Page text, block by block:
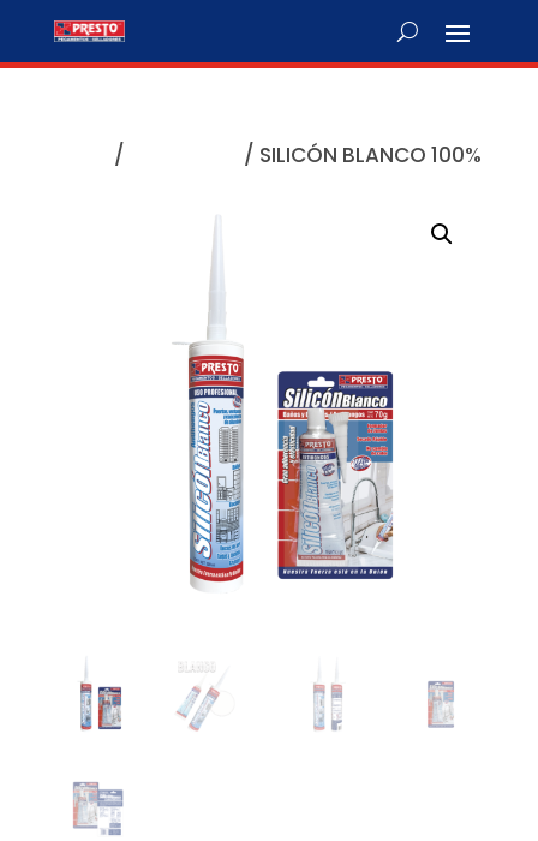
/ / SILICÓN BLANCO 100%